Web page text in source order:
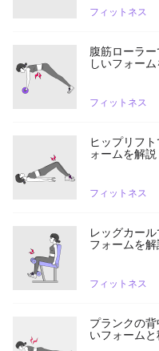
フィットネス
腹筋ローラ
しいフォー
フィットネス
ヒップリフ
ォームを解説
フィットネス
レッグカー
フォームを解
フィットネス
プランクの
いフォーム